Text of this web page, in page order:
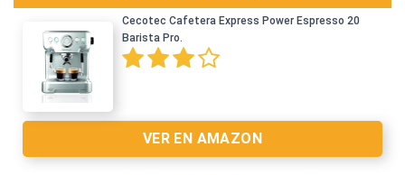
Cecotec Cafetera Express Power Espresso 20
Barista Pro.
VER EN AMAZON